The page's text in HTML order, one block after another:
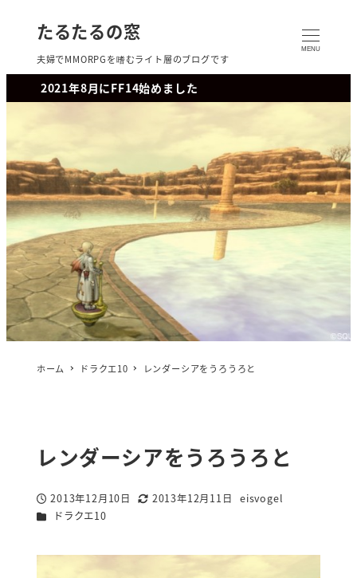
たるたるの窓
夫婦でMMORPGを嗜むライト層のブログです
MENU
2021年8月にFF14始めました
ホーム ドラクエ10 レンダーシアをうろうろと
レンダーシアをうろうろと
投稿日
2013年12月10日
更新日
2013年12月11日
著
eisvogel
カテゴリー
ドラクエ10